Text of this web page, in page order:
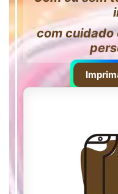
com cuidado